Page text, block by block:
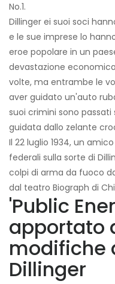
No.1.
Dillinger ei suoi soci
e le sue imprese lo
eroe popolare in un
devastazione
volte, ma entrambe le
aver guidato un'auto
suoi crimini sono passati
guidata dallo zelante
Il 22 luglio 1934, un
federali sulla sorte di
colpi di arma da fuoco
dal teatro Biograph di
'Public
apportato
modifiche
Dillinger